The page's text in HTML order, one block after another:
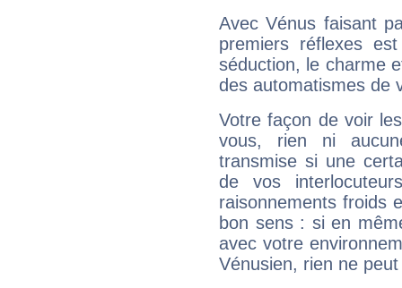
Avec Vénus faisant
premiers réflexes
séduction, le charme
des automatismes de
Votre façon de voir
vous, rien ni
transmise si une
de vos
raisonnements froids
bon sens : si en
avec votre
Vénusien, rien ne